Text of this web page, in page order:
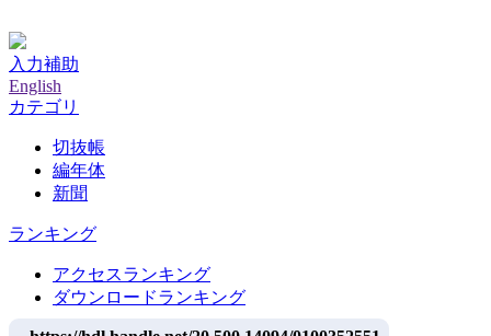
入力補助
English
カテゴリ
切抜帳
編年体
新聞
ランキング
アクセスランキング
ダウンロードランキング